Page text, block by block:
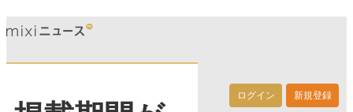
ログイン 新規登録